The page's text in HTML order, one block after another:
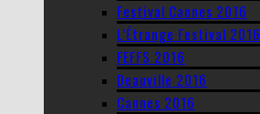
Festival Cannes 2016
L’Étrange Festival 2016
FEFFS 2016
Deauville 2016
Cannes 2016